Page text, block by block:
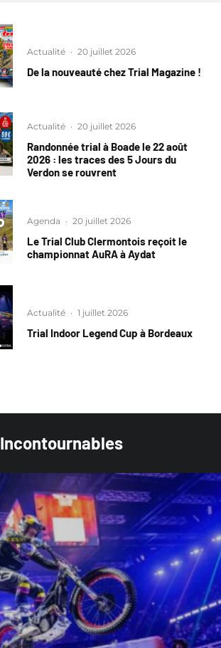
Actualité · 20 juillet 2026
De la nouveauté chez Trial Magazine !
Actualité · 20 juillet 2026
Randonnée trial à Boade le 22 août
2026 : les traces des 5 Jours du
Verdon se rouvrent
Agenda · 20 juillet 2026
Le Trial Club Clermontois reçoit le
championnat AuRA à Aydat
Actualité · 1 juillet 2026
Trial Indoor Legend Cup à Bordeaux
Incontournables